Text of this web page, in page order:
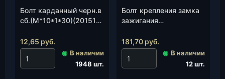
Болт карданный черн.в
сб.(М*10*1*30)(201518-
12,65 руб.
◉ В наличии
1948 шт.
Болт крепления замка
зажигания
3704324-00)(УАЗ), шт.
181,70 руб.
◉ В наличии
12 шт.